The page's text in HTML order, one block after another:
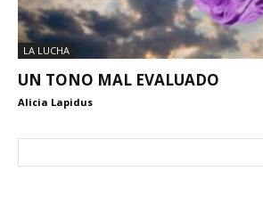
LA LUCHA
UN TONO MAL EVALUADO
Alicia Lapidus